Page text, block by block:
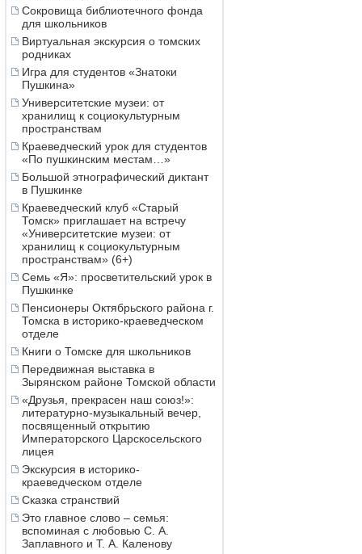
Сокровища библиотечного фонда
для школьников
Виртуальная экскурсия о томских
родниках
Игра для студентов «Знатоки
Пушкина»
Университетские музеи: от
хранилищ к социокультурным
пространствам
Краеведческий урок для студентов
«По пушкинским местам…»
Большой этнографический диктант
в Пушкинке
Краеведческий клуб «Старый
Томск» приглашает на встречу
«Университетские музеи: от
хранилищ к социокультурным
пространствам» (6+)
Семь «Я»: просветительский урок в
Пушкинке
Пенсионеры Октябрьского района г.
Томска в историко-краеведческом
отделе
Книги о Томске для школьников
Передвижная выставка в
Зырянском районе Томской области
«Друзья, прекрасен наш союз!»:
литературно-музыкальный вечер,
посвященный открытию
Императорского Царскосельского
лицея
Экскурсия в историко-
краеведческом отделе
Сказка странствий
Это главное слово – семья:
вспоминая с любовью С. А.
Заплавного и Т. А. Каленову